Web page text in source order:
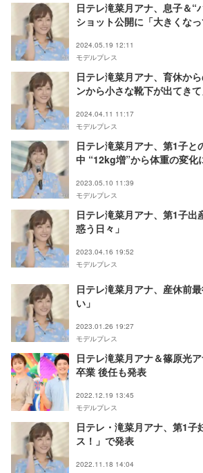
日テレ滝菜月アナ、息子＆“
ショット公開に「大きくな
2024.05.19 12:11
モデルプレス
日テレ滝菜月アナ、育休か
ンから小さな靴下が出てき
2024.04.11 11:17
モデルプレス
日テレ滝菜月アナ、第1子と
中 “12kg増”から体重の変化
2023.05.10 11:39
モデルプレス
日テレ滝菜月アナ、第1子出
惑う日々」
2023.04.16 19:52
モデルプレス
日テレ滝菜月アナ、産休前
い」
2023.01.26 19:27
モデルプレス
日テレ滝菜月アナ＆篠原光
卒業 後任も発表
2022.12.19 13:45
モデルプレス
日テレ・滝菜月アナ、第1子
ス！」で発表
2022.11.18 14:04